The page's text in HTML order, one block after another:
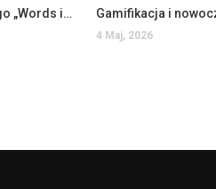
Konkurs z języka angielskiego „Words in Action!”
4 Maj, 2026